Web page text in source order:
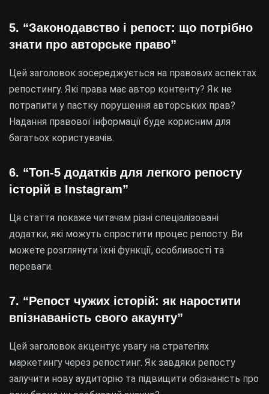
5. “Законодавство і репост: що потрібно
знати про авторське право”
Цей заголовок зосереджується на правових аспектах
репостингу. Які права має автор контенту? Як не
потрапити у пастку порушення авторських прав?
Надання правової інформації буде корисним для
багатьох користувачів.
6. “Топ-5 додатків для легкого репосту
історій в Instagram”
Ця стаття покаже читачам різні спеціалізовані
додатки, які можуть спростити процес репосту. Ви
можете розглянути їхні функції, особливості та
переваги.
7. “Репост чужих історій: як наростити
впізнаваність свого акаунту”
Цей заголовок акцентує увагу на стратегіях
маркетингу через репостинг. Як завдяки репосту
залучити нову аудиторію та підвищити обізнаність про